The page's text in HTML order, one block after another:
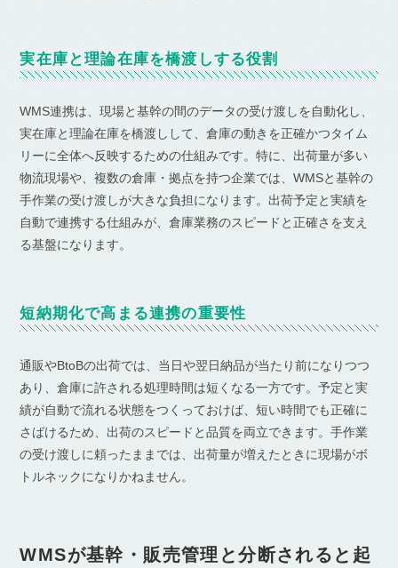
実在庫と理論在庫を橋渡しする役割
WMS連携は、現場と基幹の間のデータの受け渡しを自動化し、
実在庫と理論在庫を橋渡しして、倉庫の動きを正確かつタイム
リーに全体へ反映するための仕組みです。特に、出荷量が多い
物流現場や、複数の倉庫・拠点を持つ企業では、WMSと基幹の
手作業の受け渡しが大きな負担になります。出荷予定と実績を
自動で連携する仕組みが、倉庫業務のスピードと正確さを支え
る基盤になります。
短納期化で高まる連携の重要性
通販やBtoBの出荷では、当日や翌日納品が当たり前になりつつ
あり、倉庫に許される処理時間は短くなる一方です。予定と実
績が自動で流れる状態をつくっておけば、短い時間でも正確に
さばけるため、出荷のスピードと品質を両立できます。手作業
の受け渡しに頼ったままでは、出荷量が増えたときに現場がボ
トルネックになりかねません。
WMSが基幹・販売管理と分断されると起